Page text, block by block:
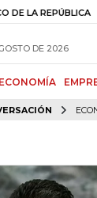
REPÚBLICA $
DE 2026
ECONOMÍA